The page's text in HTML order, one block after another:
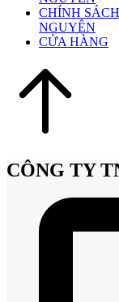
CHÍNH
NGUYÊN
CỬA HÀNG
CÔNG TY